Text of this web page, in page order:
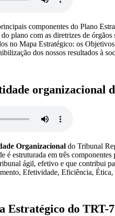
componentes do Plano
plano com as diretrizes de
no Mapa Estratégico: os
dos nossos resultados à
organizacional
Organizacional do Tribunal
é estruturada em três componentes
ágil, efetivo e que contribui
Efetividade, Eficiência, Ética,
Estratégico do TRT-7